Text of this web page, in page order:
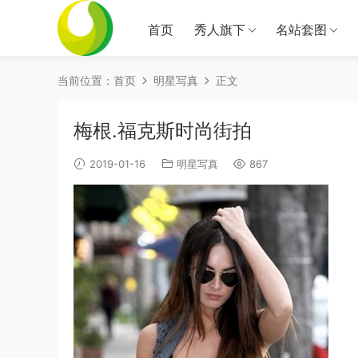
首页 秀人旗下 名站套图
当前位置： 首页 明星写真 正文
梅根.福克斯时尚街拍
2019-01-16 明星写真 867